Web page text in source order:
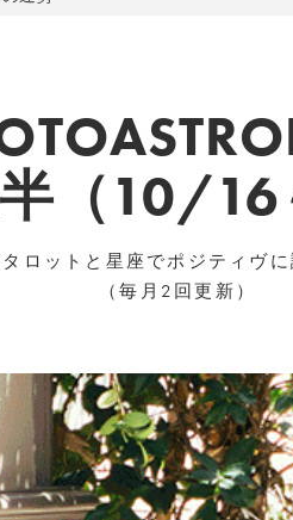
（10/
ロットと星座でポジティヴ
（毎月2回更新）